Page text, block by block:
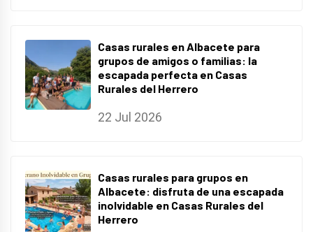
Casas rurales en Albacete para
grupos de amigos o familias: la
escapada perfecta en Casas
Rurales del Herrero
22 Jul 2026
Casas rurales para grupos en
Albacete: disfruta de una escapada
inolvidable en Casas Rurales del
Herrero